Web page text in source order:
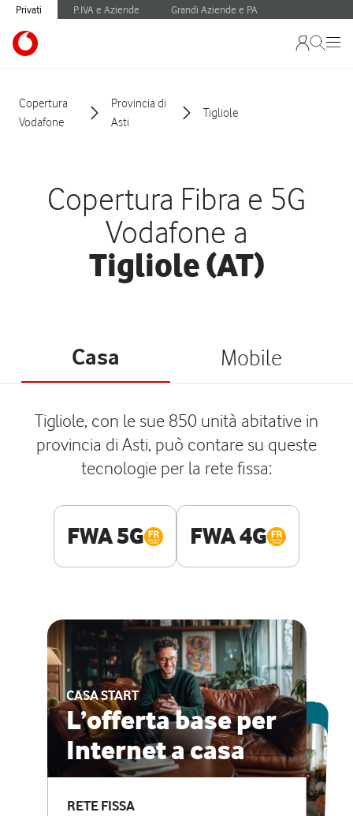
Privati P.IVA e Aziende Grandi Aziende e PA
Copertura
Vodafone
Provincia di
Asti
Tigliole
Copertura Fibra e 5G
Vodafone a
Tigliole (AT)
Casa Mobile
Tigliole, con le sue 850 unità abitative in
provincia di Asti, può contare su queste
tecnologie per la rete fissa:
FWA 5G FWA 4G
CASA START
L’offerta base per
Internet a casa
RETE FISSA
ESCLUSIVA ONLINE
CASA PRO
Internet veloce e